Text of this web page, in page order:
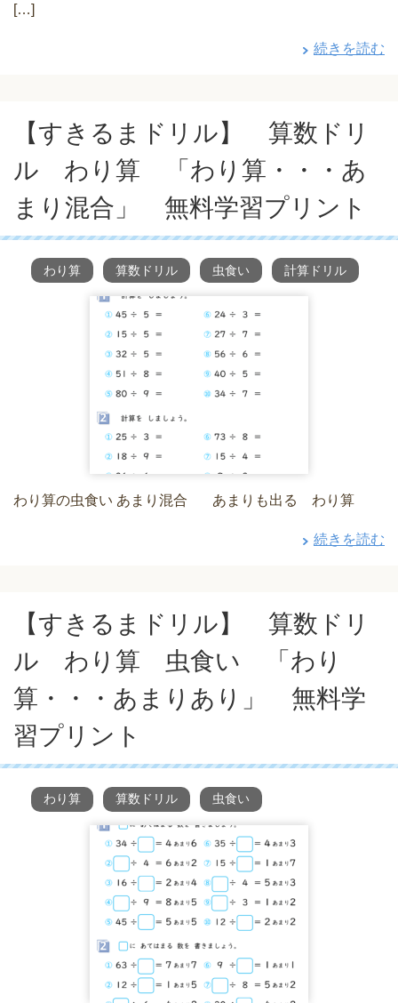
[…]
続きを読む
【すきるまドリル】 算数ドリ
ル わり算 「わり算・・・あ
まり混合」 無料学習プリント
わり算 算数ドリル 虫食い 計算ドリル
わり算の虫食い あまり混合 あまりも出る わり算
続きを読む
【すきるまドリル】 算数ドリ
ル わり算 虫食い 「わり
算・・・あまりあり」 無料学
習プリント
わり算 算数ドリル 虫食い